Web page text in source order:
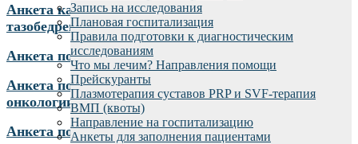
Запись на исследования
Плановая госпитализация
Правила подготовки к диагностическим
исследованиям
Что мы лечим? Направления помощи
Прейскуранты
Плазмотерапия суставов PRP и SVF-терапия
ВМП (квоты)
Направление на госпитализацию
Анкеты для заполнения пациентами
Анкета качества жизни после эндопротезирования
тазобедренного сустава
Анкета после операций на позвоночнике
Анкета после операций на позвоночнике по поводу
онкологии
Анкета после операций на плечевом суставе